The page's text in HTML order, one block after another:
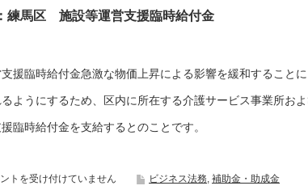
練馬区 施設等運営支援臨時給付金
援臨時給付金急激な物価上昇による影響を緩和すること
ようにするため、区内に所在する介護サービス事業所お
臨時給付金を支給するとのことです。
トを受け付けていません ビジネス法務, 補助金・助成金